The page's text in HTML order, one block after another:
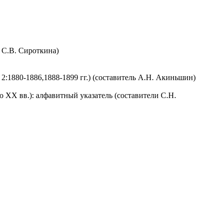
С.В. Сироткина)
1886,1888-1899 гг.) (составитель А.Н. Акиньшин)
вв.): алфавитный указатель (составители С.Н.